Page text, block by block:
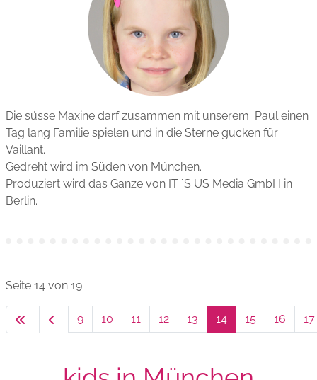
Die süsse Maxine darf zusammen mit unserem Paul einen
Tag lang Familie spielen und in die Sterne gucken für
Vaillant.
Gedreht wird im Süden von München.
Produziert wird das Ganze von IT `S US Media GmbH in
Berlin.
Seite 14 von 19
9 10 11 12 13 14 15 16 17